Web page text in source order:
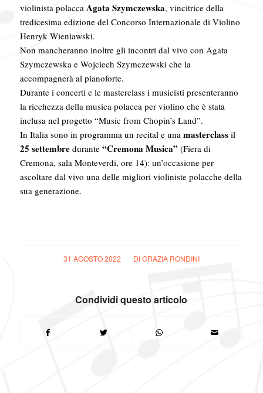
violinista polacca Agata Szymczewska, vincitrice della
tredicesima edizione del Concorso Internazionale di Violino
Henryk Wieniawski.
Non mancheranno inoltre gli incontri dal vivo con Agata
Szymczewska e Wojciech Szymczewski che la
accompagnerà al pianoforte.
Durante i concerti e le masterclass i musicisti presenteranno
la ricchezza della musica polacca per violino che è stata
inclusa nel progetto “Music from Chopin’s Land”.
In Italia sono in programma un recital e unamasterclassil
25 settembredurante“Cremona Musica” (Fiera di
Cremona, sala Monteverdi, ore 14): un’occasione per
ascoltare dal vivo una delle migliori violiniste polacche della
sua generazione.
31 AGOSTO 2022
/ DIGRAZIA RONDINI
Condividi questo articolo